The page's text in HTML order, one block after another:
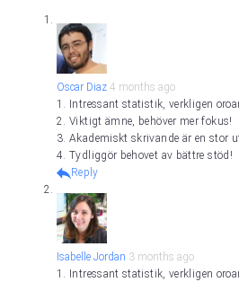
Oscar Diaz 4 months ago
1. Intressant statistik, verkligen
2. Viktigt ämne, behöver mer fokus!
3. Akademiskt skrivande är en stor
4. Tydliggör behovet av bättre stöd!
Reply
Isabelle Jordan 3 months ago
1. Intressant statistik, verkligen